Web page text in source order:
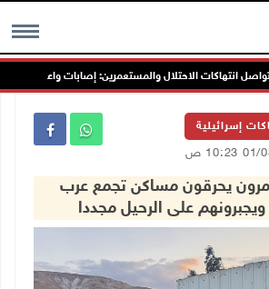
MENUانتهاكات الاحتلال والمستعمرين: إصابات واعتقالات
إسرائيلية
يحرقون مساكن تجمع عرب
على الرحيل مجددا